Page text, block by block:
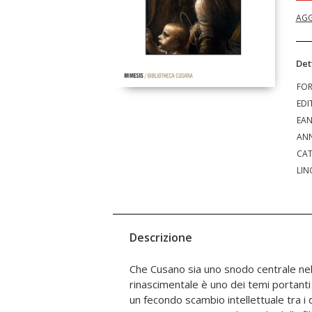
EAN
Descrizione
Che Cusano sia uno snodo centrale
rinascimentale è uno dei temi
un fecondo scambio intellettuale tra i
colloca il rapporto di Cusano con la
distanza tra lo stesso Cusano e
e Leonardo da Vinci. Ne emerge